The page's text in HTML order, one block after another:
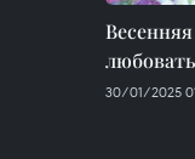
30/01/2025